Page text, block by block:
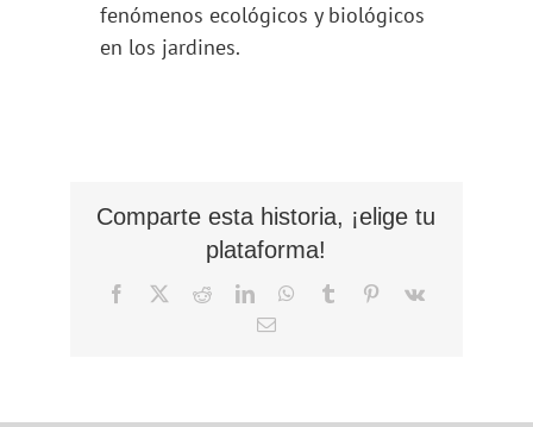
fenómenos ecológicos y biológicos
en los jardines.
Comparte esta historia, ¡elige tu
plataforma!
Facebook RedditLinkedInWhatsApp
Tumblr Pinterest
Vk
Correo